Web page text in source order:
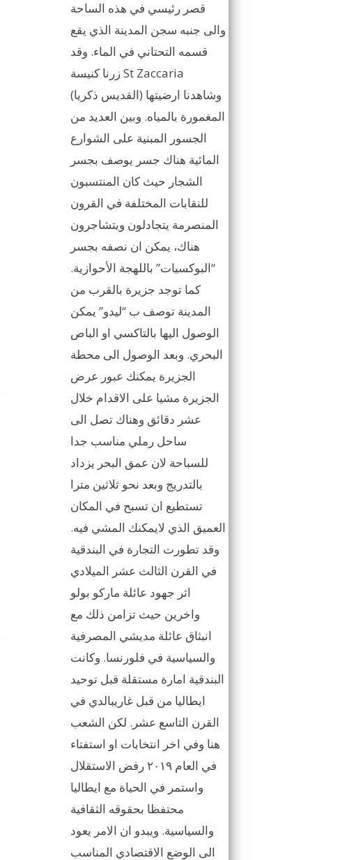
قصر رئيسي في هذه الساحة
والى جنبه سجن المدينة الذي يقع
قسمه التحتاني في الماء. وقد
زرنا كنيسة St Zaccaria
(القديس ذكريا) وشاهدنا ارضيتها
المغمورة بالمياه. وبين العديد من
الجسور المبنية على الشوارع
المائية هناك جسر يوصف بجسر
الشجار حيث كان المنتسبون
للنقابات المختلفة في القرون
المنصرمة يتجادلون ويتشاجرون
هناك، يمكن ان نصفه بجسر
“البوكسيات” باللهجة الأحوازية.
كما توجد جزيرة بالقرب من
المدينة توصف ب “ليدو” يمكن
الوصول اليها بالتاكسي او الباص
البحري. وبعد الوصول الى محطة
الجزيرة يمكنك عبور عرض
الجزيرة مشيا على الاقدام خلال
عشر دقائق وهناك تصل الى
ساحل رملي مناسب جدا
للسباحة لان عمق البحر يزداد
بالتدريج وبعد نحو ثلاثين مترا
تستطيع ان تسبح في المكان
العميق الذي لايمكنك المشي فيه.
وقد تطورت التجارة في البندقية
في القرن الثالث عشر الميلادي
اثر جهود عائلة ماركو بولو
واخرين حيث تزامن ذلك مع
انبثاق عائلة مديشي المصرفية
والسياسية في فلورنسا. وكانت
البندقية امارة مستقلة قبل توحيد
ايطاليا من قبل غاريبالدي في
القرن التاسع عشر. لكن الشعب
هنا وفي اخر انتخابات او استفتاء
في العام ٢٠١٩ رفض الاستقلال
واستمر في الحياة مع ايطاليا
محتفظا بحقوقه الثقافية
والسياسية. ويبدو ان الامر يعود
الى الوضع الاقتصادي المناسب